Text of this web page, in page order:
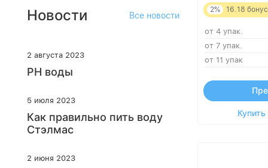
2% 16.18
от 4 упак.
от 7 упак.
от 11 упак
Новости Все новости
2 августа 2023
PH воды
5 июля 2023
Как правильно пить воду
Стэлмас
2 июня 2023